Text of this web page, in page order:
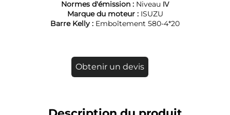
Normes d'émission : Niveau Ⅳ
Marque du moteur : ISUZU
Barre Kelly : Emboîtement 580-4*20
Obtenir un devis